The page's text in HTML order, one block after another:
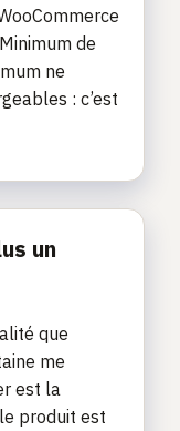
de
ne
: c’est
un
que
me
est la
produit est